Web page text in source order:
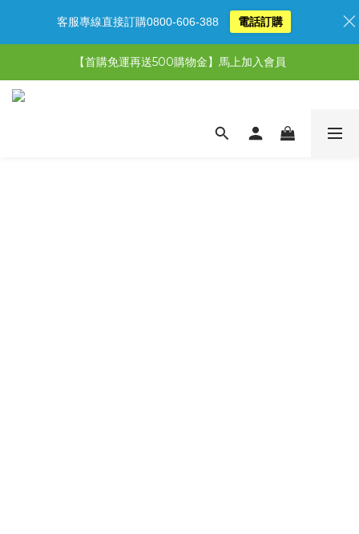
【限時特惠】全館滿1,000送500購物金！
【限時特惠】超值5選3，最高現省1,770元
【首購免運再送500購物金】馬上加入會員
客服專線直接訂購0800-606-388 電話訂購